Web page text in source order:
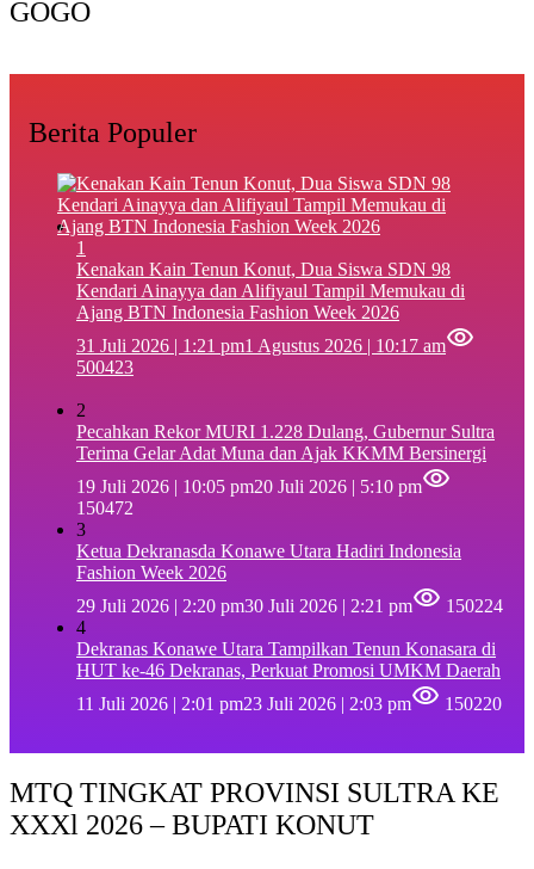
GOGO
Berita Populer
1
‎Kenakan Kain Tenun Konut, Dua Siswa SDN 98
Kendari Ainayya dan Alifiyaul Tampil Memukau di
Ajang BTN Indonesia Fashion Week 2026
31 Juli 2026 | 1:21 pm1 Agustus 2026 | 10:17 am
500423
2
Pecahkan Rekor MURI 1.228 Dulang, Gubernur Sultra
Terima Gelar Adat Muna dan Ajak KKMM Bersinergi
19 Juli 2026 | 10:05 pm20 Juli 2026 | 5:10 pm
150472
3
Ketua Dekranasda Konawe Utara Hadiri Indonesia
Fashion Week 2026
29 Juli 2026 | 2:20 pm30 Juli 2026 | 2:21 pm
150224
4
Dekranas Konawe Utara Tampilkan Tenun Konasara di
HUT ke-46 Dekranas, Perkuat Promosi UMKM Daerah
11 Juli 2026 | 2:01 pm23 Juli 2026 | 2:03 pm 150220
MTQ TINGKAT PROVINSI SULTRA KE
XXXl 2026 – BUPATI KONUT